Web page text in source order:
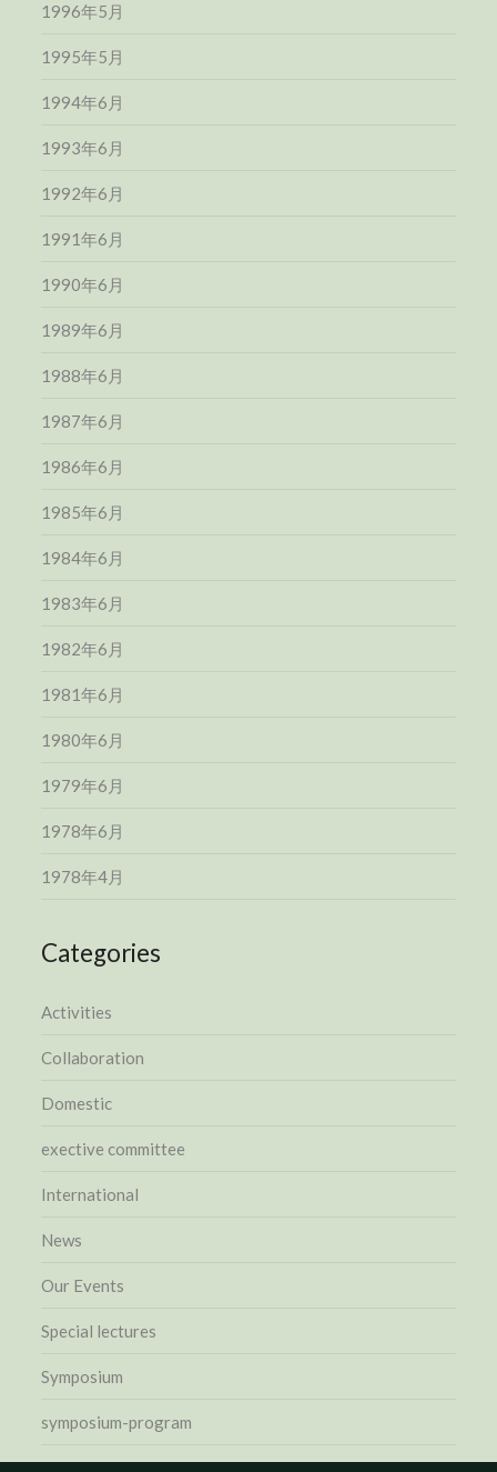
1996年5月
1995年5月
1994年6月
1993年6月
1992年6月
1991年6月
1990年6月
1989年6月
1988年6月
1987年6月
1986年6月
1985年6月
1984年6月
1983年6月
1982年6月
1981年6月
1980年6月
1979年6月
1978年6月
1978年4月
Categories
Activities
Collaboration
Domestic
exective committee
International
News
Our Events
Special lectures
Symposium
symposium-program